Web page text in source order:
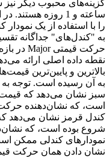
را با استفاده از یک
به "کندل‌های" جداگانه
نقطه داده اصلی ارائه
به آن رسیده است. توجه
سبز نشان می‌دهد که قیمت
است، که نشان‌دهنده
کندل قرمز نشان می‌دهد
شروع بوده است، که
نمودارهای کندلی ممکن
نشان دادن همان حرکت